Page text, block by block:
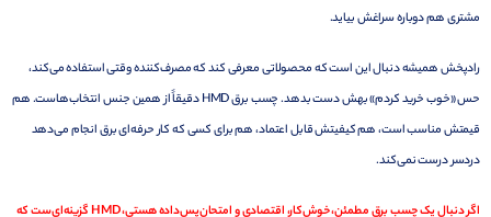
مشتری هم دوباره سراغش بیاید.
رادپخش همیشه دنبال این است که محصولاتی معرفی کند که مصرف‌کننده وقتی استفاده می‌کند،
حس «خوب خرید کردم» بهش دست بدهد. چسب برق HMD دقیقاً از همین جنس انتخاب‌هاست. هم
قیمتش مناسب است، هم کیفیتش قابل اعتماد، هم برای کسی که کار حرفه‌ای برق انجام می‌دهد
دردسر درست نمی‌کند.
اگر دنبال یک چسب برق مطمئن، خوش‌کار، اقتصادی و امتحان‌پس‌داده هستی، HMD گزینه‌ای‌ست که